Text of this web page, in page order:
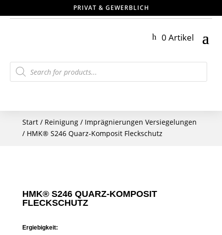
PRIVAT & GEWERBLICH
0 Artikel
Products
search
Start/ Reinigung/ Imprägnierungen Versiegelungen
/ HMK® S246 Quarz-Komposit Fleckschutz
HMK® S246 QUARZ-KOMPOSIT
FLECKSCHUTZ
Ergiebigkeit: